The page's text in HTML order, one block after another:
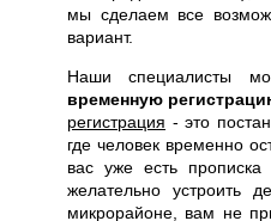
мы сделаем все
вариант.
Наши специалисты
временную
регистрация - это
где человек временно
вас уже есть
желательно устроить
микрорайоне, вам не